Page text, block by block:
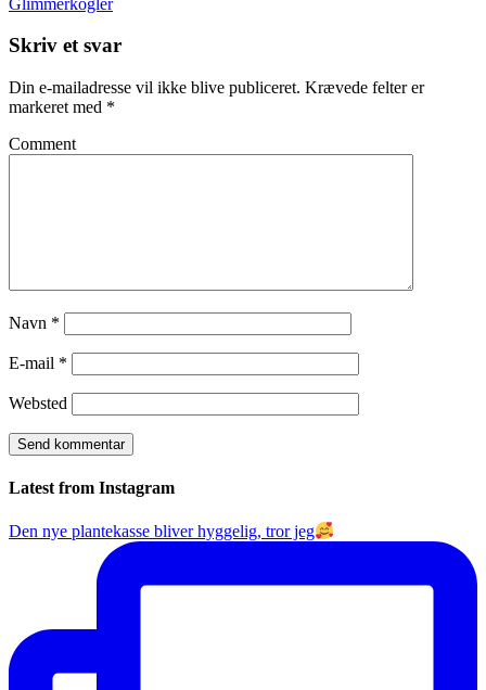
Skriv et svar
Din e-mailadresse vil ikke blive publiceret. Krævede felter er
markeret med *
Comment
Navn *
E-mail *
Websted
Latest from Instagram
Den nye plantekasse bliver hyggelig, tror jeg